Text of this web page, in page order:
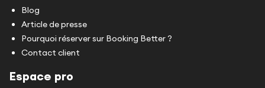
Blog
Article de presse
Pourquoi réserver sur Booking Better ?
Contact client
Espace pro